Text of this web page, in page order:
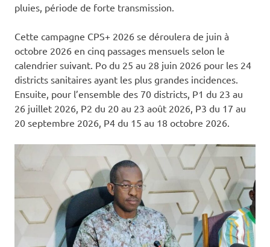
pluies, période de forte transmission.
Cette campagne CPS+ 2026 se déroulera de juin à
octobre 2026 en cinq passages mensuels selon le
calendrier suivant. Po du 25 au 28 juin 2026 pour les 24
districts sanitaires ayant les plus grandes incidences.
Ensuite, pour l’ensemble des 70 districts, P1 du 23 au
26 juillet 2026, P2 du 20 au 23 août 2026, P3 du 17 au
20 septembre 2026, P4 du 15 au 18 octobre 2026.